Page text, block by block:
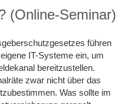
(Online-Seminar)
führen
IT-Systeme ein, um
bereitzustellen.
zwar nicht über das
Was sollte im